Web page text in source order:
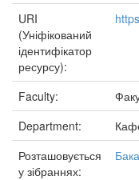
URI
(Уніфікований
ідентифікатор
ресурсу):
Faculty:
Department:
Розташовується
у зібраннях: